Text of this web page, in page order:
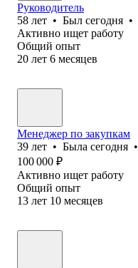
Руководитель
58 лет • Был сегодня •
Активно ищет работу
Общий опыт
20 лет 6 месяцев
Менеджер по закупкам
39 лет • Была сегодня •
100 000 ₽
Активно ищет работу
Общий опыт
13 лет 10 месяцев